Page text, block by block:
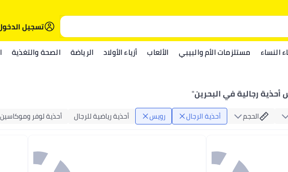
تسجيل
النساء مستلزمات الأم والبيبي الألعاب أزياء الأولاد الرياضة الصحة والتغذية
أحذية رجالية في البحرين"
الحجم أحذية الرجال رويس أحذية رياضية للرجال أحذية لوفر وموكاسين